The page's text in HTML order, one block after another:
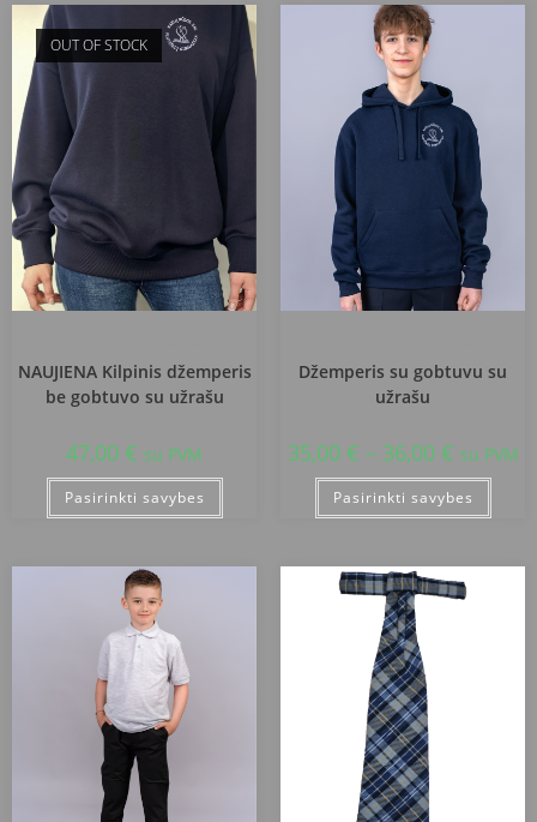
OUT OF STOCK
NAUJIENA Kilpinis džemperis
be gobtuvo su užrašu
47,00 € su PVM
Pasirinkti savybes
Džemperis su gobtuvu su
užrašu
35,00 € – 36,00 € su PVM
Pasirinkti savybes